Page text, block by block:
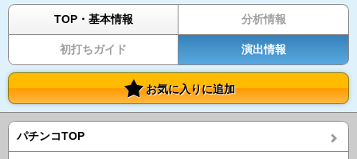
TOP・基本情報 分析情報
初打ちガイド 演出情報
お気に入りに追加
パチンコTOP